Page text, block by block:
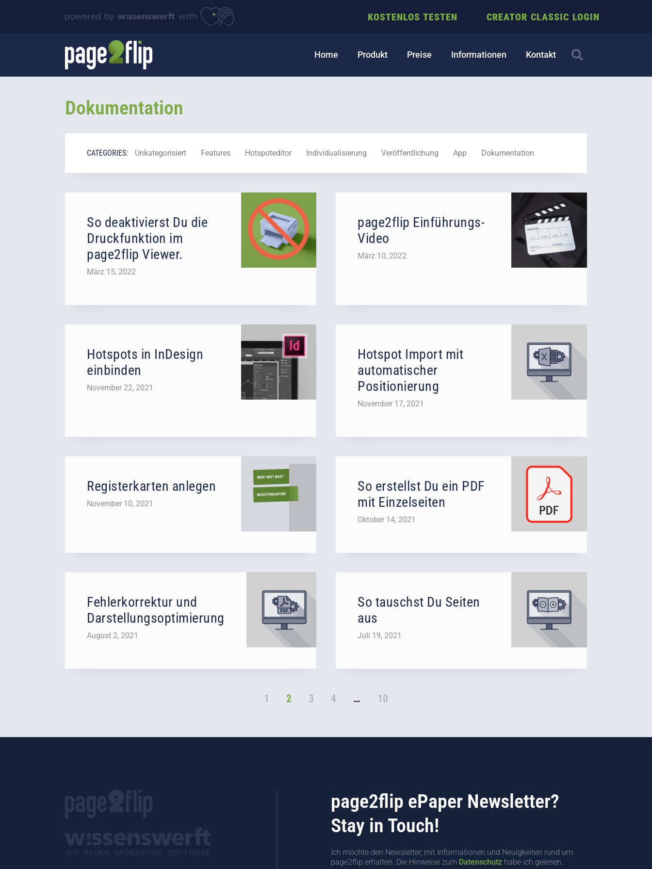
KOSTENLOS TESTEN CREATOR CLASSIC LOGIN
Home Produkt Preise Informationen Kontakt
Dokumentation
CATEGORIES: Unkategorisiert Features Hotspoteditor Individualisierung Veröffentlichung App Dokumentation
So deaktivierst Du die
Druckfunktion im
page2flip Viewer.
März 15, 2022
page2flip Einführungs-
Video
März 10, 2022
Hotspots in InDesign
einbinden
November 22, 2021
Hotspot Import mit
automatischer
Positionierung
November 17, 2021
Registerkarten anlegen
November 10, 2021
So erstellst Du ein PDF
mit Einzelseiten
Oktober 14, 2021
Fehlerkorrektur und
Darstellungsoptimierung
August 2, 2021
So tauschst Du Seiten
aus
Juli 19, 2021
1 2 3 4 … 10
page2flip ePaper Newsletter?
Stay in Touch!
Ich möchte den Newsletter, mit Informationen und Neuigkeiten rund um
page2flip erhalten. Die Hinweise zum Datenschutz habe ich gelesen.